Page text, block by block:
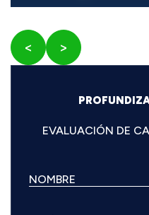
< >
EVALUACIÓN DE